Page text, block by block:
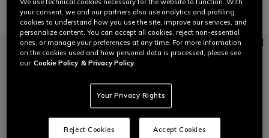
We use technical cookies necessary for the website to function. With
your consent, we and our partners also use analytics and profiling
cookies to understand how you use the site, improve our services, and
personalize content. You can accept all cookies, reject non-essential
ones, or manage your preferences at any time. For more information
on the cookies used and how personal data is processed, please see
our Cookie Policy & Privacy Policy.
Your Privacy Rights
Reject Cookies Accept Cookies